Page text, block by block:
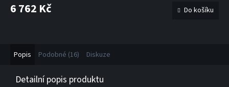
6 762 Kč Do košíku
Popis Podobné (16) Diskuze
Detailní popis produktu